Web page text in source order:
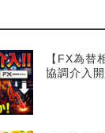
【FX為替
協調介入